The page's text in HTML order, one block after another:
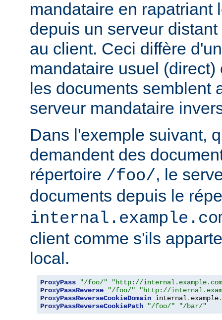
mandataire en rapatriant
depuis un serveur
au client. Ceci diffère
mandataire usuel (direct)
les documents semblent
serveur mandataire
Dans l'exemple suivant,
demandent des
répertoire /foo/, le
documents depuis le
client comme s'ils
local.
ProxyPass "/foo/"
"http://
ProxyPassReverse
"/foo/"
"http://
ProxyPassReverseCookieDomain internal. example.
ProxyPassReverseCookiePath
"/foo/" "/bar/"